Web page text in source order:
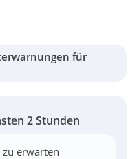
für
2 Stunden
erwarten